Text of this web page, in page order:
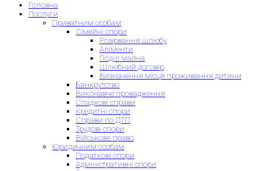
Головна
Послуги
Приватним особам
Сімейні спори
Розірвання шлюбу
Аліменти
Поділ майна
Шлюбний договір
Визначення місця проживання дитини
Банкрутство
Виконавче провадження
Спадкові справи
Кредитні спори
Справи по ДТП
Трудові спори
Військове право
Юридичним особам
Податкові спори
Адміністративні спори